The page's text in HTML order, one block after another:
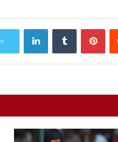
LinkedInTumblr